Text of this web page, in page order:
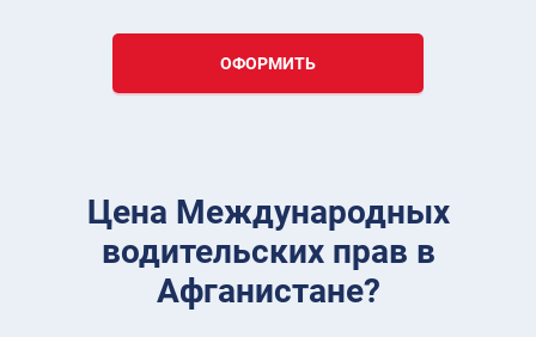
ОФОРМИТЬ
Цена Международных
водительских прав в
Афганистане?